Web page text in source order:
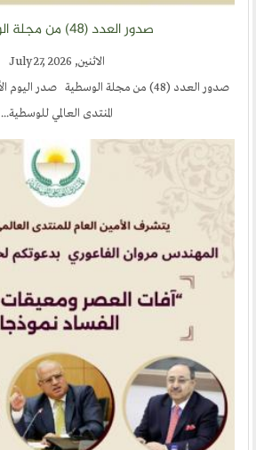
صدور العدد (٤٨) من مجلة الوسطية
الاثنين, July 27, 2026
المنتدى العالمي للوسطية...